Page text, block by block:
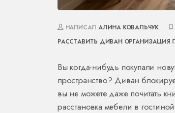
НАПИСАЛАЛИНА КОВАЛЬЧУК
РАССТАВИТЬ ДИВАН ОРГАНИЗАЦИЯ
Вы когда-нибудь покупали
пространство? Диван
вы не можете даже почитать
расстановка мебели в